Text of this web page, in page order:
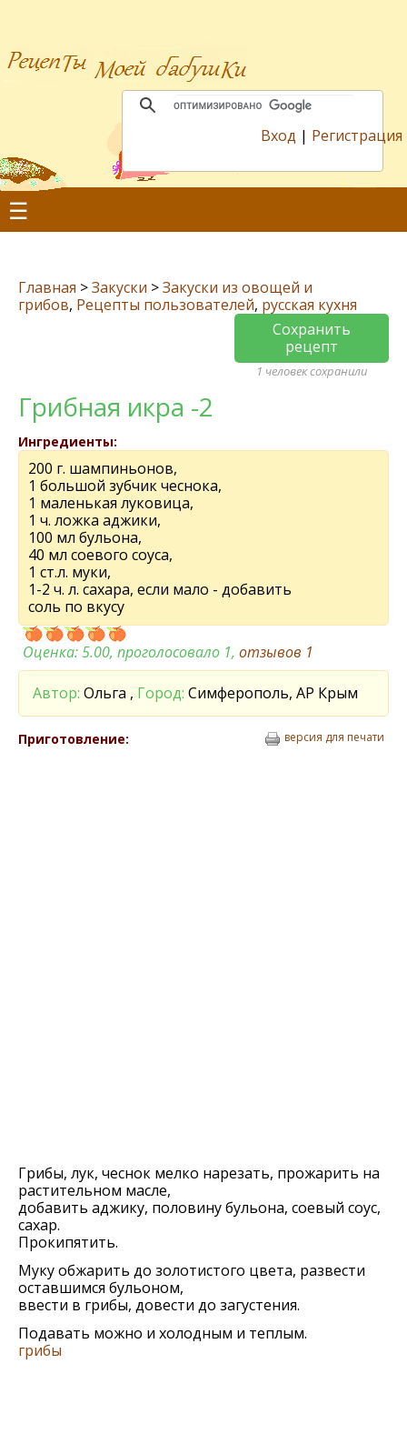
Вход | Регистрация
☰
Главная >Закуски >Закуски из овощей и
грибов, Рецепты пользователей, русская кухня
Сохранить
рецепт
1 человек сохранили
Грибная икра -2
Ингредиенты:
200 г. шампиньонов,
1 большой зубчик чеснока,
1 маленькая луковица,
1 ч. ложка аджики,
100 мл бульона,
40 мл соевого соуса,
1 ст.л. муки,
1-2 ч. л. сахара, если мало - добавить
соль по вкусу
Оценка:5.00, проголосовало 1, отзывов 1
Автор: Ольга , Город: Симферополь, АР Крым
Приготовление: версия для печати
Грибы, лук, чеснок мелко нарезать, прожарить на
растительном масле,
добавить аджику, половину бульона, соевый соус,
сахар.
Прокипятить.
Муку обжарить до золотистого цвета, развести
оставшимся бульоном,
ввести в грибы, довести до загустения.
Подавать можно и холодным и теплым.
грибы